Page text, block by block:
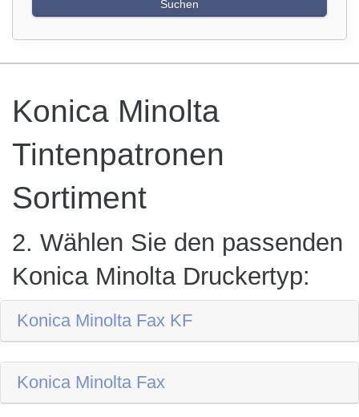
Konica Minolta
Tintenpatronen
Sortiment
2. Wählen Sie den passenden
Konica Minolta Druckertyp:
Konica Minolta Fax KF
Konica Minolta Fax